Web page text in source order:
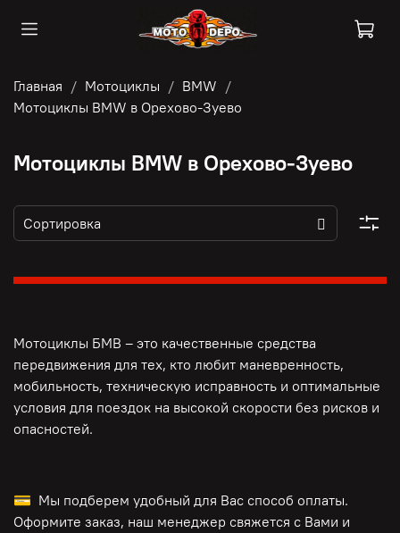
Главная Мотоциклы
BMW
Мотоциклы BMW в Орехово-Зуево
Мотоциклы BMW в Орехово-Зуево
Мотоциклы БМВ – это качественные средства
передвижения для тех, кто любит маневренность,
мобильность, техническую исправность и оптимальные
условия для поездок на высокой скорости без рисков и
опасностей.
💳 Мы подберем удобный для Вас способ оплаты.
Оформите заказ, наш менеджер свяжется с Вами и